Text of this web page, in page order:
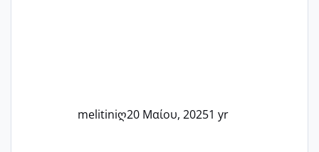
melitiniღ20 Μαίου, 20251 yr